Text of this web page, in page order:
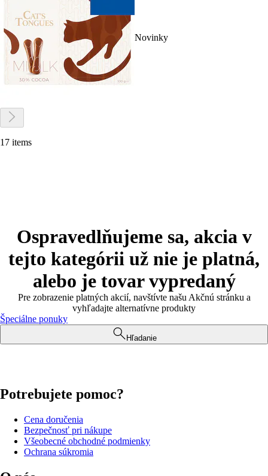
Novinky
17 items
Ospravedlňujeme sa, akcia v
tejto kategórii už nie je platná,
alebo je tovar vypredaný
Pre zobrazenie platných akcií, navštívte našu Akčnú stránku a
vyhľadajte alternatívne produkty
Špeciálne ponuky
Hľadanie
Potrebujete pomoc?
Cena doručenia
Bezpečnosť pri nákupe
Všeobecné obchodné podmienky
Ochrana súkromia